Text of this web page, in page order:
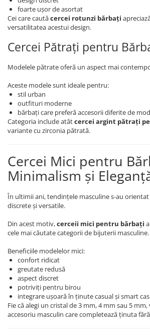
foarte ușor de asortat
Cei care cautăcercei rotunzi bărbați
versatilitatea acestui design.
Cercei Pătrați pentru
Modelele pătrate oferă un aspect mai
Aceste modele sunt ideale pentru:
stil urban
outfituri moderne
bărbați care preferă accesorii diferite de
Categoria include atâtcercei argint pătrați
variante cu zirconia pătrată.
Cercei Mici pentru
Minimalism și
În ultimii ani, tendințele masculine s-au orientat
discrete și versatile.
Din acest motiv,cerceii mici pentru bărbați
cele mai căutate categorii de bijuterii masculine.
Beneficiile modelelor mici:
confort ridicat
greutate redusă
aspect discret
potriviți pentru birou
integrare ușoară în ținute casual și smart
Fie că alegi un cristal de 3 mm, 4 mm sau 5
accesoriu masculin care completează ținuta